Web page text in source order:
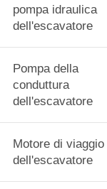
pompa idraulica
dell'escavatore
Pompa della
conduttura
dell'escavatore
Motore di viaggio
dell'escavatore